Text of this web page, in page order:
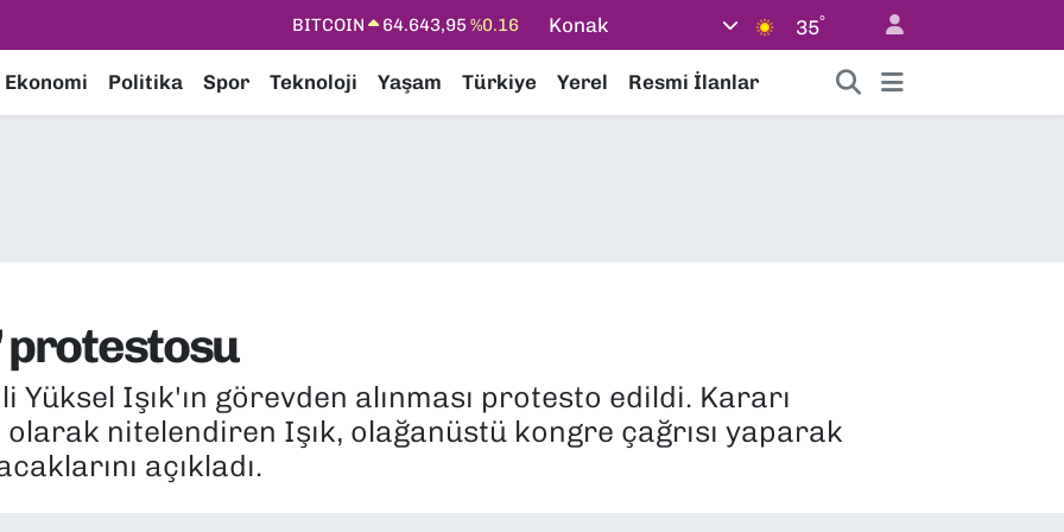
DOLAR 47,6006%0.06
STERLİN
64,2398%0.2
Konak 35°
Ekonomi Politika Spor Teknoloji Yaşam Türkiye Yerel Resmi İlanlar
protestosu
Yüksel Işık'ın görevden alınması protesto edildi. Kararı
nitelendiren Işık, olağanüstü kongre çağrısı yaparak
açıkladı.